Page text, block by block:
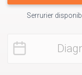
Serrurier